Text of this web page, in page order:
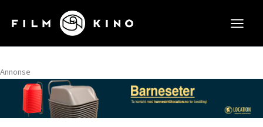
rett
innholdet
Annonse